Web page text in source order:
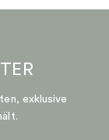
exklusive